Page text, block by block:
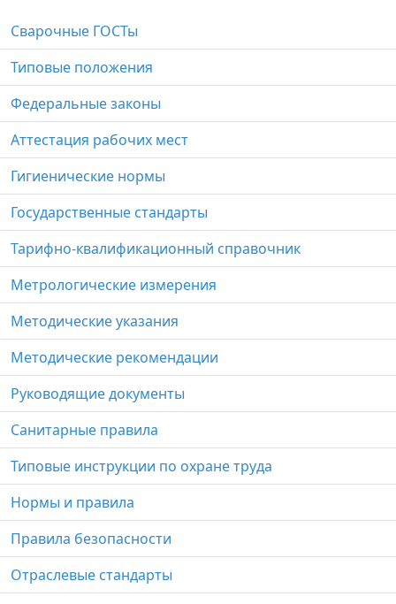
Сварочные ГОСТы
Типовые положения
Федеральные законы
Аттестация рабочих мест
Гигиенические нормы
Государственные стандарты
Тарифно-квалификационный справочник
Метрологические измерения
Методические указания
Методические рекомендации
Руководящие документы
Санитарные правила
Типовые инструкции по охране труда
Нормы и правила
Правила безопасности
Отраслевые стандарты